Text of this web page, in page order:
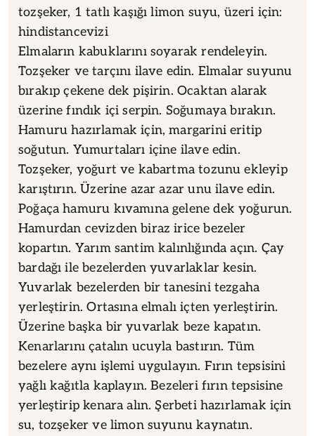
tozşeker, 1 tatlı kaşığı limon suyu, üzeri için:
hindistancevizi
Elmaların kabuklarını soyarak rendeleyin.
Tozşeker ve tarçını ilave edin. Elmalar suyunu
bırakıp çekene dek pişirin. Ocaktan alarak
üzerine fındık içi serpin. Soğumaya bırakın.
Hamuru hazırlamak için, margarini eritip
soğutun. Yumurtaları içine ilave edin.
Tozşeker, yoğurt ve kabartma tozunu ekleyip
karıştırın. Üzerine azar azar unu ilave edin.
Poğaça hamuru kıvamına gelene dek yoğurun.
Hamurdan cevizden biraz irice bezeler
kopartın. Yarım santim kalınlığında açın. Çay
bardağı ile bezelerden yuvarlaklar kesin.
Yuvarlak bezelerden bir tanesini tezgaha
yerleştirin. Ortasına elmalı içten yerleştirin.
Üzerine başka bir yuvarlak beze kapatın.
Kenarlarını çatalın ucuyla bastırın. Tüm
bezelere aynı işlemi uygulayın. Fırın tepsisini
yağlı kağıtla kaplayın. Bezeleri fırın tepsisine
yerleştirip kenara alın. Şerbeti hazırlamak için
su, tozşeker ve limon suyunu kaynatın.